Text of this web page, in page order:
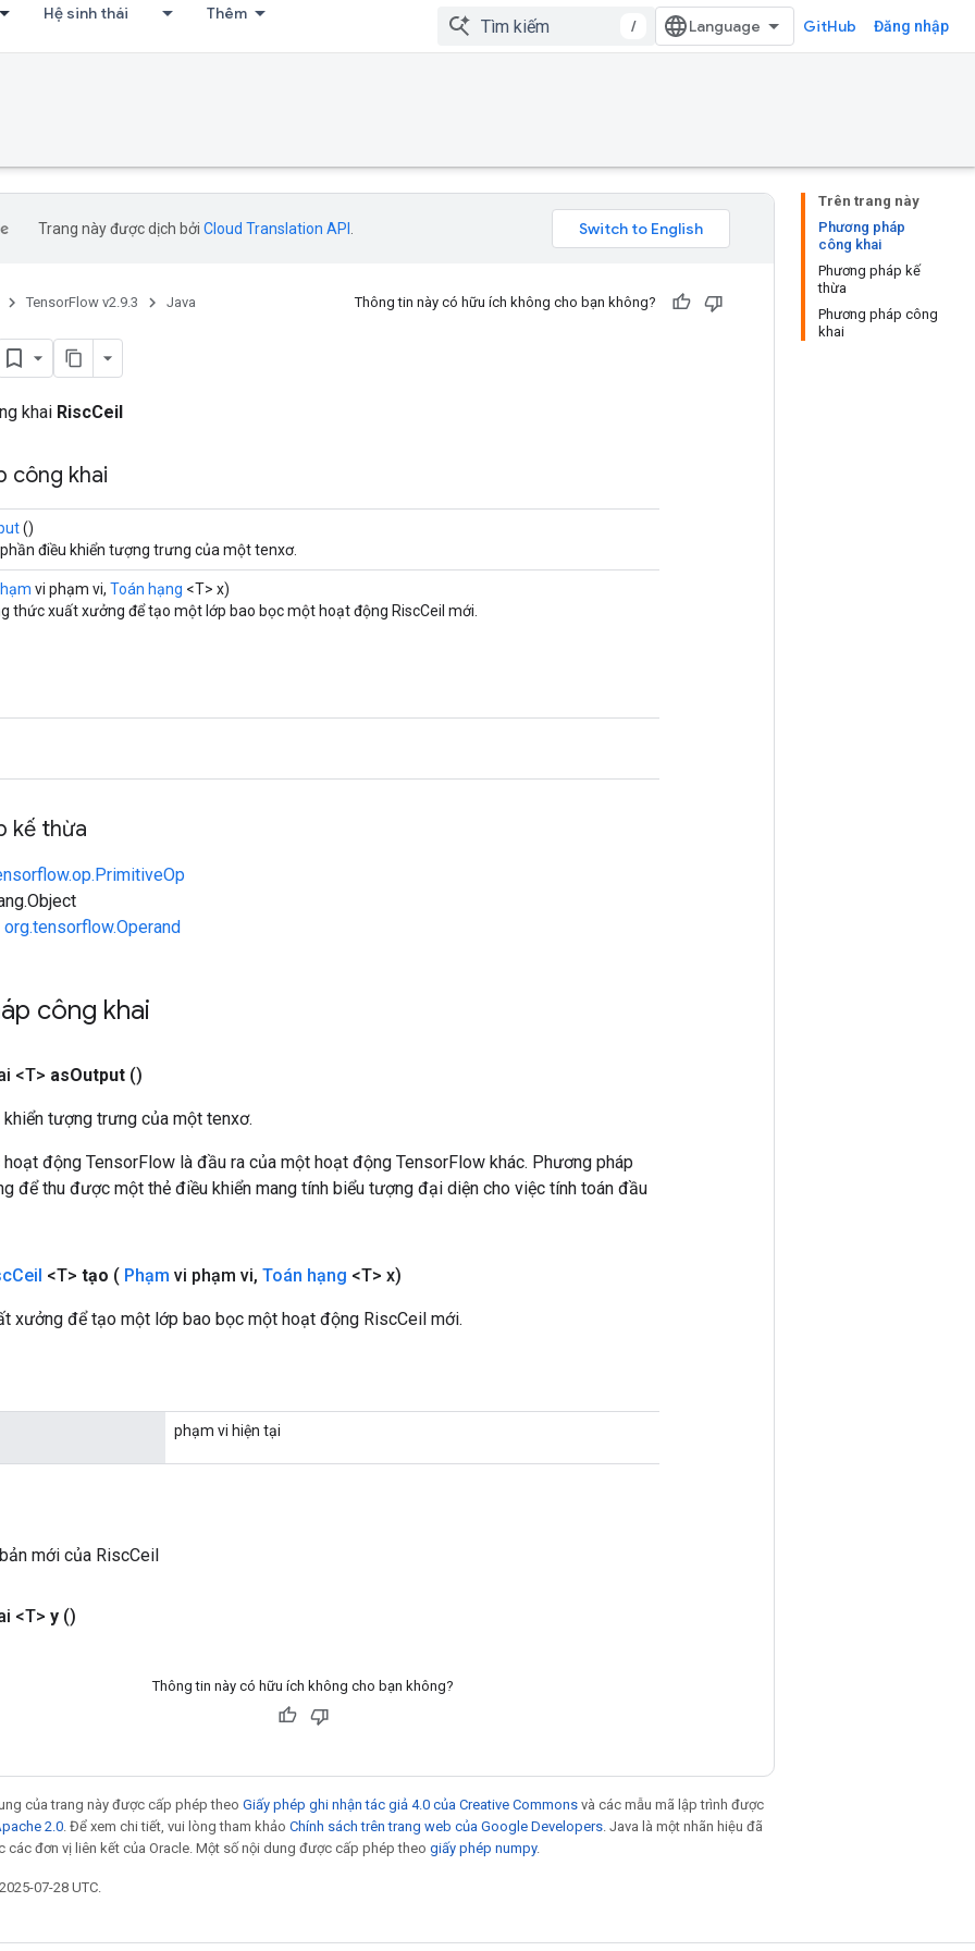
Hệ sinh thái Thêm
/ GitHub Đăng nhập
Trên trang này
Phương pháp
công khai
Phương pháp kế
thừa
Phương pháp công
khai
Trang này được dịch bởi Cloud Translation API
TensorFlow v2.9.3 Java Thông tin này có hữu ích không cho bạn không?
khai RiscCeil
công khai
()
điều khiển tượng trưng của một tenxơ.
vi phạm vi, Toán hạng <T> x)
thức xuất xưởng để tạo một lớp bao bọc một hoạt động RiscCeil mới.
kế thừa
org.tensorflow.Operand
công khai
<T> asOutput ()
khiển tượng trưng của một tenxơ.
động TensorFlow là đầu ra của một hoạt động TensorFlow khác. Phương pháp
để thu được một thẻ điều khiển mang tính biểu tượng đại diện cho việc tính toán đầu
Ceil <T> tạo ( Phạm vi phạm vi, Toán hạng <T> x)
xưởng để tạo một lớp bao bọc một hoạt động RiscCeil mới.
phạm vi hiện tại
mới của RiscCeil
<T> y ()
Thông tin này có hữu ích không cho bạn không?
của trang này được cấp phép theo Giấy phép ghi nhận tác giả 4.0 của Creative Commons và các mẫu mã lập trình được
2.0 . Để xem chi tiết, vui lòng tham khảo Chính sách trên trang web của Google Developers . Java là một nhãn hiệu đã
các đơn vị liên kết của Oracle. Một số nội dung được cấp phép theo giấy phép numpy.
07-28 UTC.